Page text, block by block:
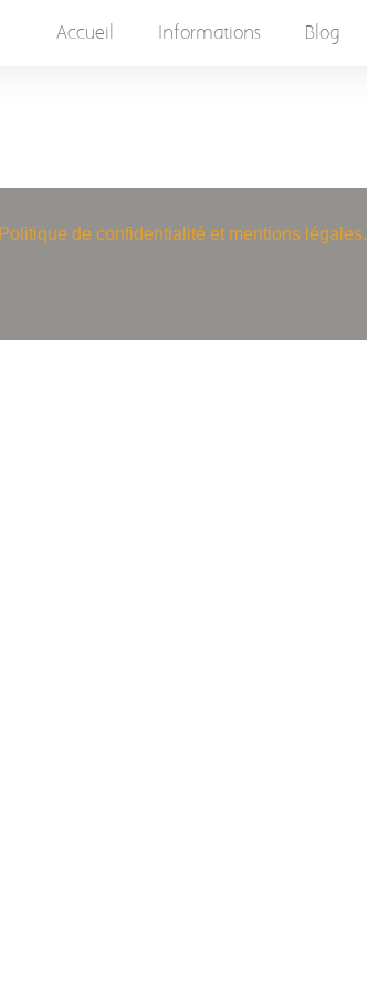
Accueil Informations Blog
Politique de confidentialité et mentions légales.